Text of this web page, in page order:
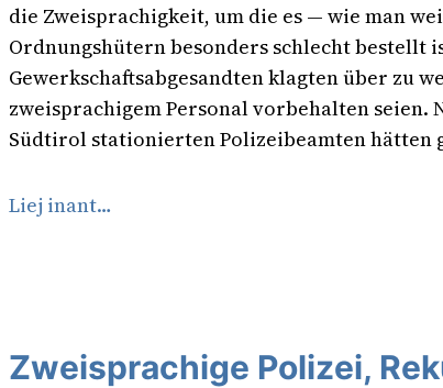
die Zweisprachigkeit, um die es — wie man
Ordnungshütern besonders schlecht bestellt
Gewerkschaftsabgesandten klagten über zu
zweisprachigem Personal vorbehalten seien.
Südtirol stationierten Polizeibeamten hätten
Liej inant…
Zweisprachige Polizei,